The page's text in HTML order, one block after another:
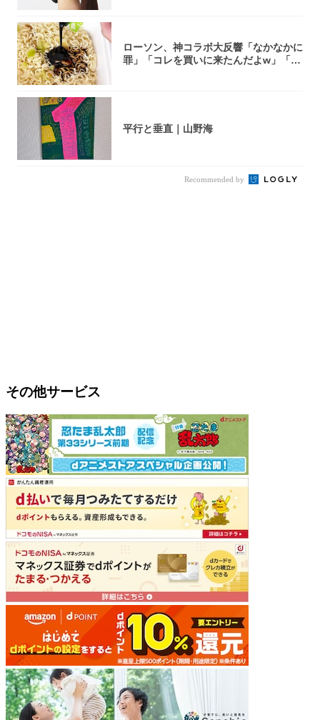
ローソン、神コラボ大反響「なかなかに
罪」「コレを買いに来たんだよw」「３
平行と垂直｜山野海
Recommended by
その他サービス